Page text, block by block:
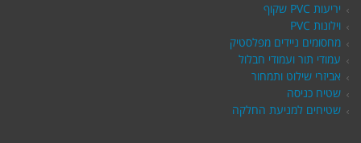
יריעות PVC שקוף
וילונות PVC
מחסומים ניידים מפלסטיק
עמודי תור ועמודי חבלול
אביזרי שילוט ותמחור
שטיח כניסה
שטיחים למניעת החלקה